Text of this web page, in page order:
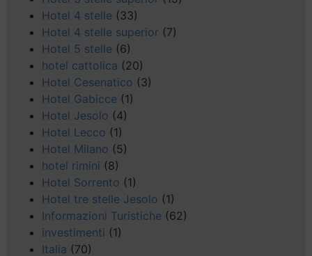
Hotel 4 stelle (33)
Hotel 4 stelle superior (7)
Hotel 5 stelle (6)
hotel cattolica (20)
Hotel Cesenatico (3)
Hotel Gabicce (1)
Hotel Jesolo (4)
Hotel Lecco (1)
Hotel Milano (5)
hotel rimini (8)
Hotel Sorrento (1)
Hotel tre stelle Jesolo (1)
Informazioni Turistiche (62)
investimenti (1)
Italia (70)